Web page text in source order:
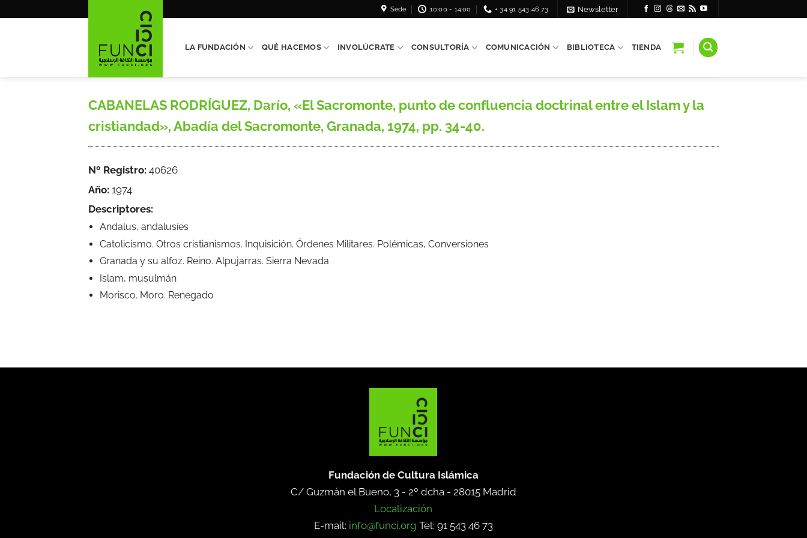
Sede 10:00 - 14:00 + 34 91 543 46 73 Newsletter
LA FUNDACIÓN QUÉ HACEMOS INVOLÚCRATE CONSULTORÍA COMUNICACIÓN BIBLIOTECA TIENDA
CABANELAS RODRÍGUEZ, Darío, «El Sacromonte, punto de confluencia doctrinal entre el Islam y la
cristiandad», Abadía del Sacromonte, Granada, 1974, pp. 34-40.
Nº Registro: 40626
Año: 1974
Descriptores:
Andalus, andalusíes
Catolicismo. Otros cristianismos. Inquisición. Órdenes Militares. Polémicas, Conversiones
Granada y su alfoz. Reino. Alpujarras. Sierra Nevada
Islam, musulmán
Morisco. Moro. Renegado
Fundación de Cultura Islámica
C/ Guzmán el Bueno, 3 - 2º dcha - 28015 Madrid
Localización
E-mail: info@funci.org Tel: 91 543 46 73